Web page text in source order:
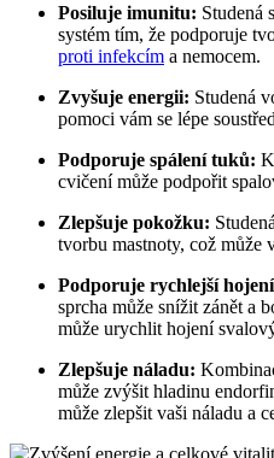
Posiluje imunitu: Studená
systém tím, že podporuje
proti infekcím a nemocem.
Zvyšuje energii: Studená
pomoci vám se lépe
Podporuje spálení tuků:
cvičení může podpořit
Zlepšuje pokožku:
tvorbu mastnoty, což může
Podporuje rychlejší
sprcha může snížit zánět a
může urychlit hojení
Zlepšuje náladu:
může zvýšit hladinu
může zlepšit vaši náladu a